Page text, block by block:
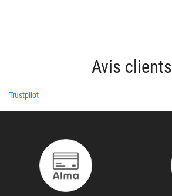
Avis clients
Trustpilot